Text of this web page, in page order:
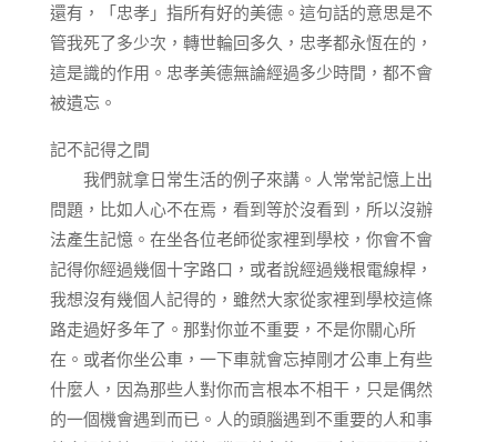
還有，「忠孝」指所有好的美德。這句話的意思是不
管我死了多少次，轉世輪回多久，忠孝都永恆在的，
這是識的作用。忠孝美德無論經過多少時間，都不會
被遺忘。
記不記得之間
我們就拿日常生活的例子來講。人常常記憶上出
問題，比如人心不在焉，看到等於沒看到，所以沒辦
法產生記憶。在坐各位老師從家裡到學校，你會不會
記得你經過幾個十字路口，或者說經過幾根電線桿，
我想沒有幾個人記得的，雖然大家從家裡到學校這條
路走過好多年了。那對你並不重要，不是你關心所
在。或者你坐公車，一下車就會忘掉剛才公車上有些
什麼人，因為那些人對你而言根本不相干，只是偶然
的一個機會遇到而已。人的頭腦遇到不重要的人和事